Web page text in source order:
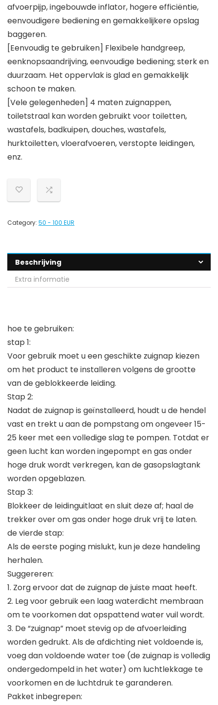
afvoerpijp, ingebouwde inflator, hogere efficiëntie,
eenvoudigere bediening en gemakkelijkere opslag
baggeren.
[Eenvoudig te gebruiken] Flexibele handgreep,
eenknopsaandrijving, eenvoudige bediening; sterk en
duurzaam. Het oppervlak is glad en gemakkelijk
schoon te maken.
[Vele gelegenheden] 4 maten zuignappen,
toiletstraal kan worden gebruikt voor toiletten,
wastafels, badkuipen, douches, wastafels,
hurktoiletten, vloerafvoeren, verstopte leidingen,
enz.
Category: 50 - 100 EUR
Beschrijving
Extra informatie
hoe te gebruiken:
stap 1:
Voor gebruik moet u een geschikte zuignap kiezen
om het product te installeren volgens de grootte
van de geblokkeerde leiding.
Stap 2:
Nadat de zuignap is geïnstalleerd, houdt u de hendel
vast en trekt u aan de pompstang om ongeveer 15-
25 keer met een volledige slag te pompen. Totdat er
geen lucht kan worden ingepompt en gas onder
hoge druk wordt verkregen, kan de gasopslagtank
worden opgeblazen.
Stap 3:
Blokkeer de leidinguitlaat en sluit deze af; haal de
trekker over om gas onder hoge druk vrij te laten.
de vierde stap:
Als de eerste poging mislukt, kun je deze handeling
herhalen.
Suggereren:
1. Zorg ervoor dat de zuignap de juiste maat heeft.
2. Leg voor gebruik een laag waterdicht membraan
om te voorkomen dat opspattend water vuil wordt.
3. De “zuignap” moet stevig op de afvoerleiding
worden gedrukt. Als de afdichting niet voldoende is,
voeg dan voldoende water toe (de zuignap is volledig
ondergedompeld in het water) om luchtlekkage te
voorkomen en de luchtdruk te garanderen.
Pakket inbegrepen: